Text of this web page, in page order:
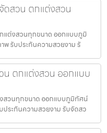
ดสวน ตกแต่งสวน
แต่งสวนทุกขนาด ออกแบบภูมิ
พ รับประกันความสวยงาม รั
ตกแต่งสวน ออกแบบ
สวนทุกขนาด ออกแบบภูมิทัศน์
ประกันความสวยงาม รับจัดสว